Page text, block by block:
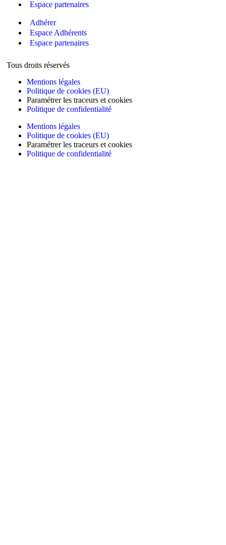
Espace partenaires
Adhérer
Espace Adhérents
Espace partenaires
Tous droits réservés
Mentions légales
Politique de cookies (EU)
Paramétrer les traceurs et cookies
Politique de confidentialité
Mentions légales
Politique de cookies (EU)
Paramétrer les traceurs et cookies
Politique de confidentialité